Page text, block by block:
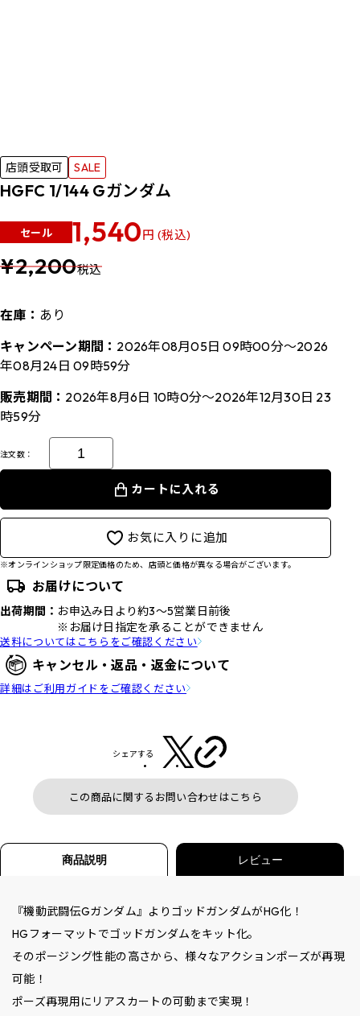
店頭受取可 SALE
HGFC 1/144 Gガンダム
セール 1,540円 (税込)
¥2,200税込
在庫： あり
キャンペーン期間： 2026年08月05日 09時00分～2026
年08月24日 09時59分
販売期間： 2026年8月6日 10時0分～2026年12月30日 23
時59分
注文数：
カートに入れる
お気に入りに追加
※オンラインショップ限定価格のため、店頭と価格が異なる場合がございます。
お届けについて
出荷期間： お申込み日より約3～5営業日前後
※お届け日指定を承ることができません
送料についてはこちらをご確認ください
キャンセル・返品・返金について
詳細はご利用ガイドをご確認ください
シェアする
この商品に関するお問い合わせはこちら
商品説明 レビュー
『機動武闘伝Gガンダム』よりゴッドガンダムがHG化！
HGフォーマットでゴッドガンダムをキット化。
そのポージング性能の高さから、様々なアクションポーズが再現
可能！
ポーズ再現用にリアスカートの可動まで実現！